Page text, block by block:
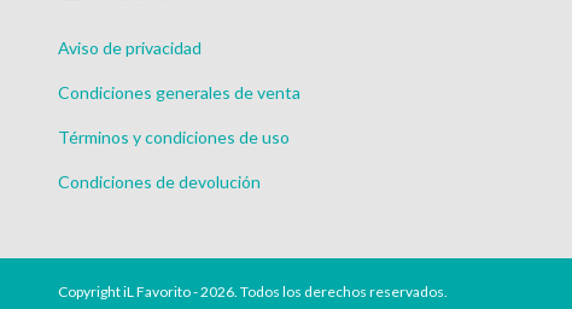
Aviso de privacidad
Condiciones generales de venta
Términos y condiciones de uso
Condiciones de devolución
Copyright iL Favorito - 2026. Todos los derechos reservados.